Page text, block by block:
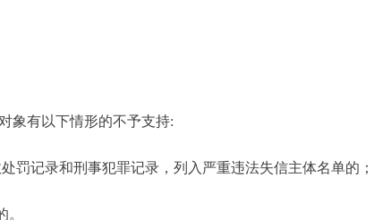
有以下情形的不予支持:
记录和刑事犯罪记录，列入严重违法失信主体名单的；